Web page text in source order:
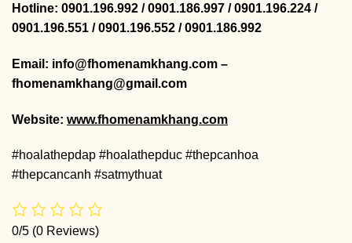
Hotline: 0901.196.992 / 0901.186.997 / 0901.196.224 /
0901.196.551 / 0901.196.552 / 0901.186.992
Email: info@fhomenamkhang.com –
fhomenamkhang@gmail.com
Website: www.fhomenamkhang.com
#hoalathepdap #hoalathepduc #thepcanhoa
#thepcancanh #satmythuat
0/5 (0 Reviews)